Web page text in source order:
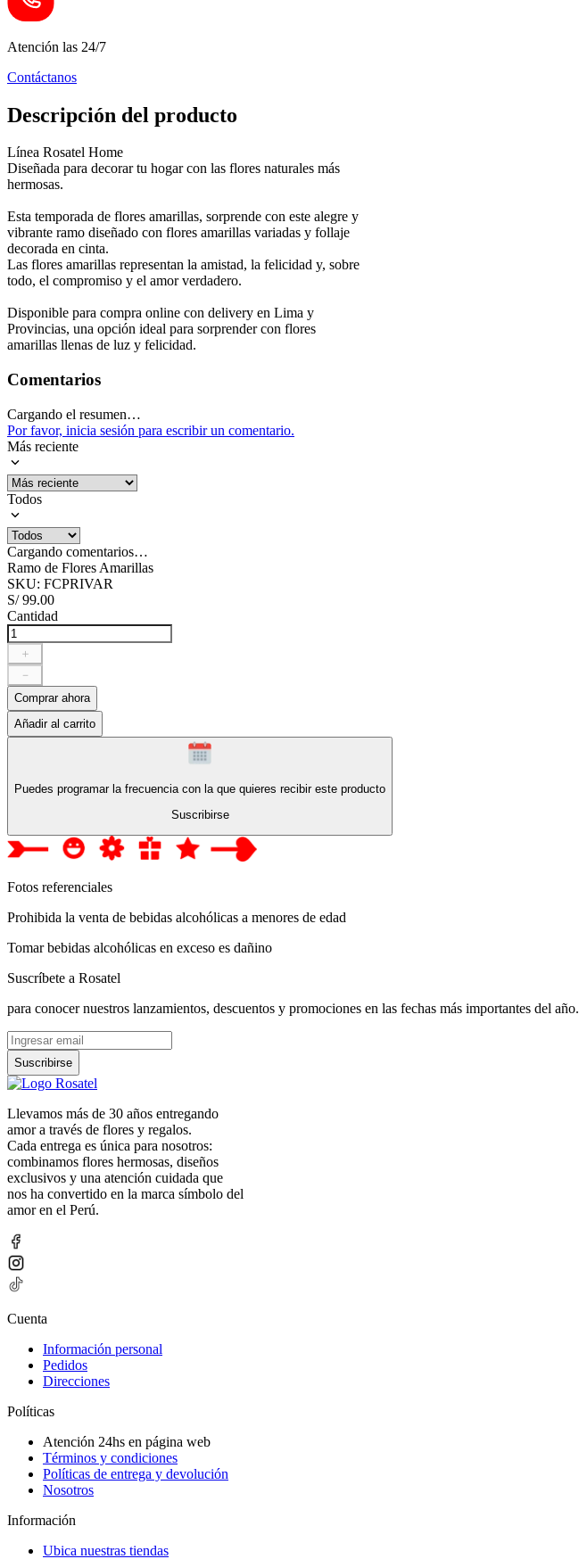
Atención las 24/7
Contáctanos
Descripción del producto
Línea Rosatel Home
Diseñada para decorar tu hogar con las flores naturales más
hermosas.
Esta temporada de flores amarillas, sorprende con este alegre y
vibrante ramo diseñado con flores amarillas variadas y follaje
decorada en cinta.
Las flores amarillas representan la amistad, la felicidad y, sobre
todo, el compromiso y el amor verdadero.
Disponible para compra online con delivery en Lima y
Provincias, una opción ideal para sorprender con flores
amarillas llenas de luz y felicidad.
Comentarios
Cargando el resumen…
Por favor, inicia sesión para escribir un comentario.
Más reciente
Todos
Cargando comentarios…
Ramo de Flores Amarillas
SKU: FCPRIVAR
S/ 99.00
Cantidad
＋
－
Comprar ahora
Añadir al carrito
Puedes programar la frecuencia con la que quieres recibir este producto
Suscribirse
Fotos referenciales
Prohibida la venta de bebidas alcohólicas a menores de edad
Tomar bebidas alcohólicas en exceso es dañino
Suscríbete a Rosatel
para conocer nuestros lanzamientos, descuentos y promociones en las fechas más importantes del año.
Suscribirse
Llevamos más de 30 años entregando
amor a través de flores y regalos.
Cada entrega es única para nosotros:
combinamos flores hermosas, diseños
exclusivos y una atención cuidada que
nos ha convertido en la marca símbolo del
amor en el Perú.
Cuenta
Información personal
Pedidos
Direcciones
Políticas
Atención 24hs en página web
Términos y condiciones
Políticas de entrega y devolución
Nosotros
Información
Ubica nuestras tiendas